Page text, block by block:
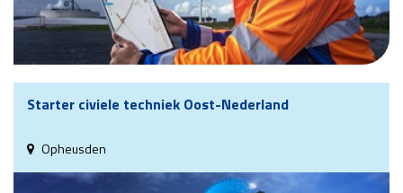
Starter civiele techniek Oost-Nederland
Opheusden